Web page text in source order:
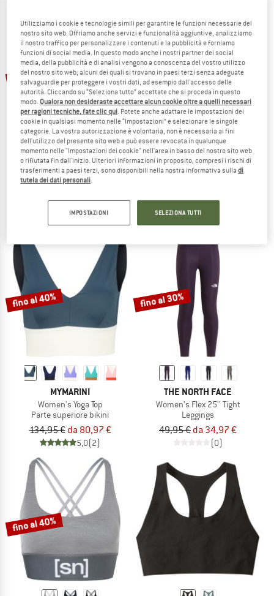
NOW UP TO 50% OFF
TO THE SALE
fino al 22%
PATAGONIA
Multi Trails Shorts 8''
4,4(5)
fino al 40%
SUPER.NATURAL
fino al 40%
MYMARINI
Women's Yoga Top
Parte superiore bikini
134,95 € da 80,97 €
5,0(2)
fino al 30%
THE NORTH FACE
Women's Flex 25'' Tight
Leggings
49,95 € da 34,97 €
(0)
fino al 40%
Utilizziamo i cookie e tecnologie simili per garantire le funzioni necessarie del
nostro sito web. Offriamo anche servizi e funzionalità aggiuntive, analizziamo
il nostro traffico per personalizzare i contenuti e la pubblicità e forniamo
funzioni di social media. In questo modo anche i nostri partner dei social
media, della pubblicità e di analisi vengono a conoscenza del vostro utilizzo
del nostro sito web; alcuni dei quali si trovano in paesi terzi senza adeguate
salvaguardie per proteggere i vostri dati, ad esempio dall'accesso delle
autorità. Cliccando su “Seleziona tutto” accettate che si proceda in questo
modo. Qualora non desideraste accettare alcun cookie oltre a quelli necessari
per ragioni tecniche, fate clic qui. Potete anche adattare le impostazioni dei
cookie in qualsiasi momento nelle “Impostazioni” e selezionare le singole
categorie. La vostra autorizzazione è volontaria, non è necessaria ai fini
dell'utilizzo del presente sito web e può essere revocata in qualunque
momento nelle "Impostazioni dei cookie" nell'area in basso del nostro sito web
o rifiutata fin dall'inizio. Ulteriori informazioni in proposito, compresi i rischi di
trasferimenti a paesi terzi, sono disponibili nella nostra informativa sulladi
tutela dei dati personali.
IMPOSTAZIONI SELEZIONA TUTTI